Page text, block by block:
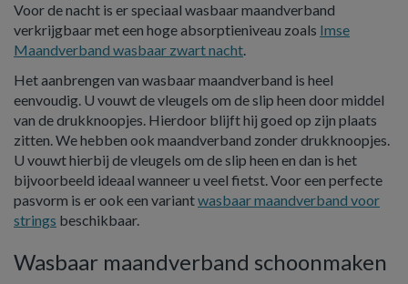
Voor de nacht is er speciaal wasbaar maandverband
verkrijgbaar met een hoge absorptieniveau zoals Imse
Maandverband wasbaar zwart nacht.
Het aanbrengen van wasbaar maandverband is heel
eenvoudig. U vouwt de vleugels om de slip heen door middel
van de drukknoopjes. Hierdoor blijft hij goed op zijn plaats
zitten. We hebben ook maandverband zonder drukknoopjes.
U vouwt hierbij de vleugels om de slip heen en dan is het
bijvoorbeeld ideaal wanneer u veel fietst. Voor een perfecte
pasvorm is er ook een variantwasbaar maandverband voor
strings beschikbaar.
Wasbaar maandverband schoonmaken